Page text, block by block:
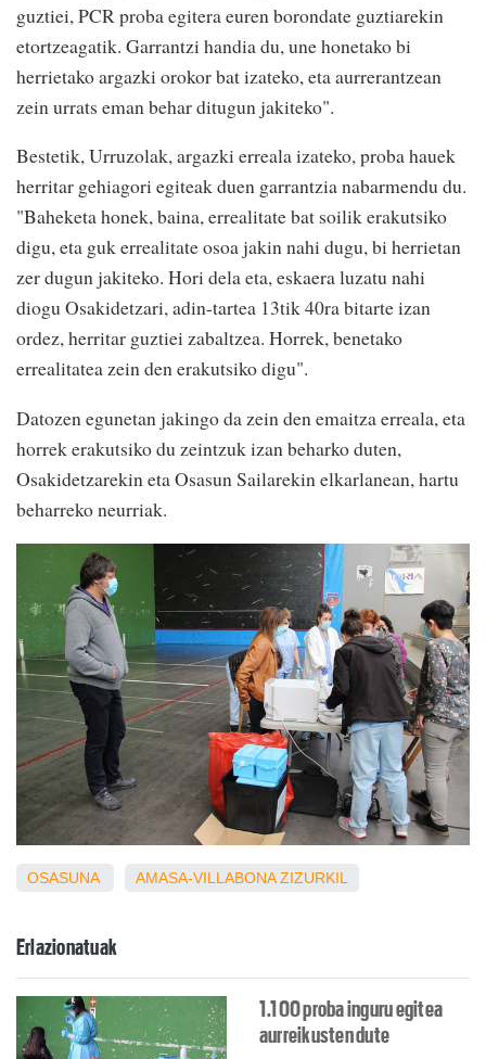
guztiei, PCR proba egitera euren borondate guztiarekin
etortzeagatik. Garrantzi handia du, une honetako bi
herrietako argazki orokor bat izateko, eta aurrerantzean
zein urrats eman behar ditugun jakiteko".
Bestetik, Urruzolak, argazki erreala izateko, proba hauek
herritar gehiagori egiteak duen garrantzia nabarmendu du.
"Baheketa honek, baina, errealitate bat soilik erakutsiko
digu, eta guk errealitate osoa jakin nahi dugu, bi herrietan
zer dugun jakiteko. Hori dela eta, eskaera luzatu nahi
diogu Osakidetzari, adin-tartea 13tik 40ra bitarte izan
ordez, herritar guztiei zabaltzea. Horrek, benetako
errealitatea zein den erakutsiko digu".
Datozen egunetan jakingo da zein den emaitza erreala, eta
horrek erakutsiko du zeintzuk izan beharko duten,
Osakidetzarekin eta Osasun Sailarekin elkarlanean, hartu
beharreko neurriak.
OSASUNA AMASA-VILLABONA ZIZURKIL
Erlazionatuak
1.100 proba inguru egitea
aurreikusten dute